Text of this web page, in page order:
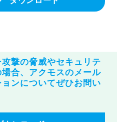
撃の脅威やセキュリテ
合、アクモスのメール
ンについてぜひお問い